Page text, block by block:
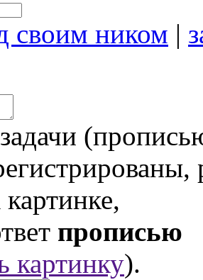
своим ником |
картинке,
прописью
картинку).